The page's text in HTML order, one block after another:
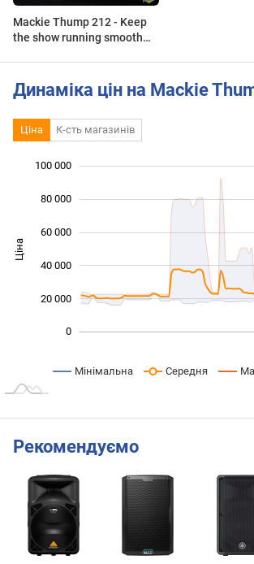
Mackie Thump 212 - Keep
the show running smooth
Динаміка цін на Mackie
Ціна К-сть магазинів
Ціна
0
20 000
40 000
60 000
80 000
100 000
Мінімальна Середня
Рекомендуємо